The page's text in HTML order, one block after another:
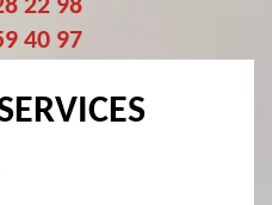
22 98
40 97